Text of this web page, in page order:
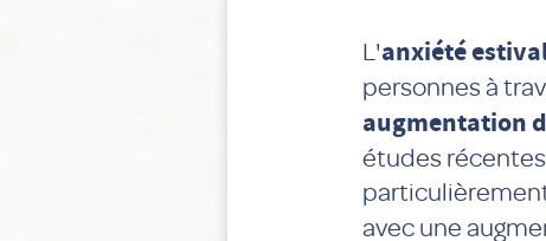
L'anxiété
personnes à
augmentation
études
avec une